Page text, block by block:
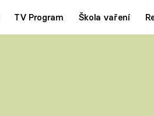
TV Program Škola vaření